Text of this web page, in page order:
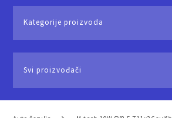
Kategorije proizvoda
Svi proizvođači